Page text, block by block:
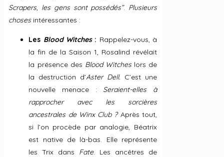
Scrapers, les gens sont possédés”. Plusieurs
choses intéressantes :
Les Blood Witches: Rappelez-vous, à
la fin de la Saison 1, Rosalind révélait
la présence des Blood Witcheslors de
la destruction d’Aster Dell. C’est une
nouvelle menace : Seraient-elles à
rapprocher avec les sorcières
ancestrales de Winx Club ?Après tout,
si l’on procède par analogie, Béatrix
est native de là-bas. Elle représente
les Trix dans Fate. Les ancêtres de